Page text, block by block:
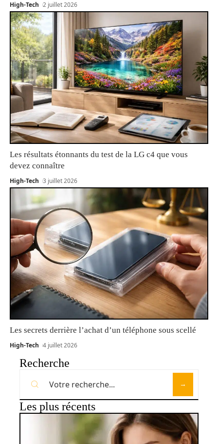
High-Tech 2 juillet 2026
Les résultats étonnants du test de la LG c4 que vous
devez connaître
High-Tech 3 juillet 2026
Les secrets derrière l’achat d’un téléphone sous scellé
High-Tech 4 juillet 2026
Recherche
Les plus récents